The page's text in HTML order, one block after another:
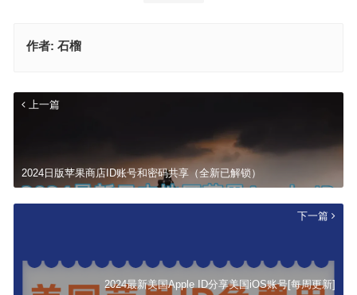
作者: 石榴
上一篇
2024日版苹果商店ID账号和密码共享（全新已解锁）
下一篇
2024最新美国Apple ID分享美国iOS账号[每周更新]